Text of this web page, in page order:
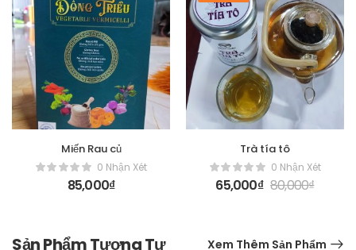
Miến Rau củ
0 Nhận Xét
85,000₫
Trà tía tô
0 Nhận Xét
65,000₫ 80,000₫
Sản Phẩm Tương Tự Xem Thêm Sản Phẩm